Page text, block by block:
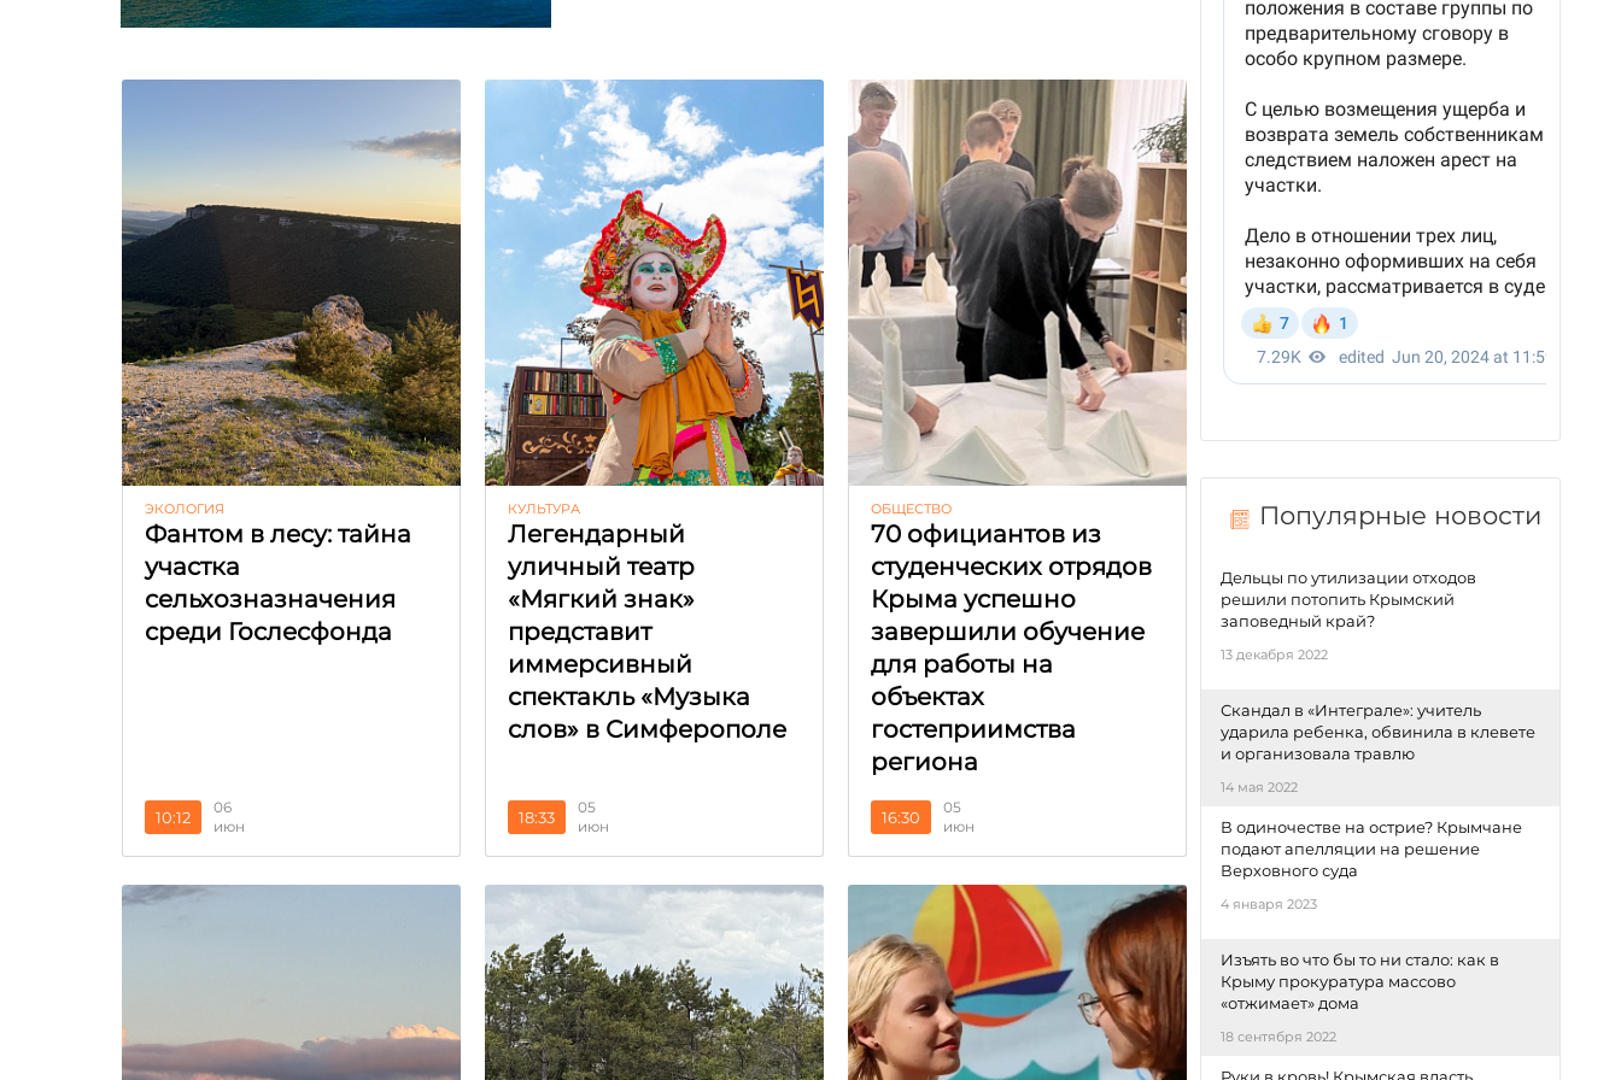
ЭКОЛОГИЯ
Фантом в лесу: тайна
участка
сельхозназначения
среди Гослесфонда
10:12
06
июн
КУЛЬТУРА
Легендарный
уличный театр
«Мягкий знак»
представит
иммерсивный
спектакль «Музыка
слов» в Симферополе
18:33
05
июн
ОБЩЕСТВО
70 официантов из
студенческих отрядов
Крыма успешно
завершили обучение
для работы на
объектах
гостеприимства
региона
16:30
05
июн
Популярные новости
Дельцы по утилизации отходов
решили потопить Крымский
заповедный край?
13 декабря 2022
Скандал в «Интеграле»: учитель
ударила ребенка, обвинила в клевете
и организовала травлю
14 мая 2022
В одиночестве на острие? Крымчане
подают апелляции на решение
Верховного суда
4 января 2023
Изъять во что бы то ни стало: как в
Крыму прокуратура массово
«отжимает» дома
18 сентября 2022